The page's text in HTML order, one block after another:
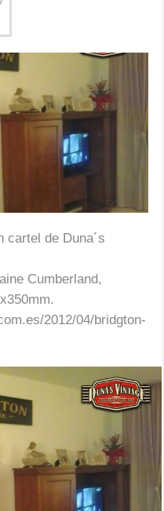
cartel de Duna´s
Cumberland,
2012/04/bridgton-